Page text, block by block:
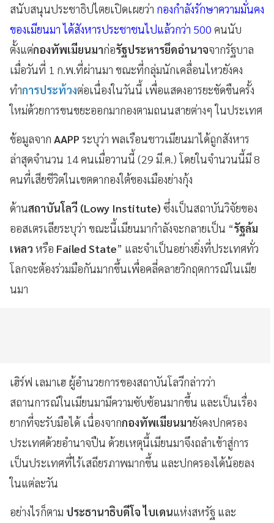
สนับสนุนประชาธิปไตยเปิดเผยว่า กองกำลังรักษาความมั่นคง
ของเมียนมา ได้สังหารประชาชนไปแล้วกว่า 500 คนนับ
ตั้งแต่กองทัพเมียนมาก่อรัฐประหารยึดอำนาจจากรัฐบาล
เมื่อวันที่ 1 ก.พ.ที่ผ่านมา ขณะที่กลุ่มนักเคลื่อนไหวยังคง
ทำการประท้วงต่อเนื่องในวันนี้ เพื่อแสดงอารยะขัดขืนครั้ง
ใหม่ด้วยการขนขยะออกมากองตามถนนสายต่างๆ ในประเทศ
ข้อมูลจาก AAPP ระบุว่า พลเรือนชาวเมียนมาได้ถูกสังหาร
ล่าสุดจำนวน 14 คนเมื่อวานนี้ (29 มี.ค.) โดยในจำนวนนี้มี 8
คนที่เสียชีวิตในเขตดากองใต้ของเมืองย่างกุ้ง
ด้านสถาบันโลวี (Lowy Institute) ซึ่งเป็นสถาบันวิจัยของ
ออสเตรเลียระบุว่า ขณะนี้เมียนมากำลังจะกลายเป็น “รัฐล้ม
เหลว หรือ Failed State” และจำเป็นอย่างยิ่งที่ประเทศทั่ว
โลกจะต้องร่วมมือกันมากขึ้นเพื่อคลี่คลายวิกฤตการณ์ในเมีย
นมา
เฮิร์ฟ เลมาเฮ ผู้อำนวยการของสถาบันโลวีกล่าวว่า
สถานการณ์ในเมียนมามีความซับซ้อนมากขึ้น และเป็นเรื่อง
ยากที่จะรับมือได้ เนื่องจากกองทัพเมียนมายังคงปกครอง
ประเทศด้วยอำนาจปืน ด้วยเหตุนี้เมียนมาจึงถลำเข้าสู่การ
เป็นประเทศที่ไร้เสถียรภาพมากขึ้น และปกครองได้น้อยลง
ในแต่ละวัน
อย่างไรก็ตาม ประธานาธิบดีโจ ไบเดนแห่งสหรัฐ และ